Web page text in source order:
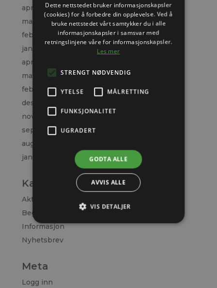
april 2023
mars 2023
februar 2023
januar 2023
april 2022
mars 2022
februar 2022
desember 2021
november 2021
september 2021
august 2021
januar 2021
Kategorier
Aktuelt
Begrenset
Informasjon
Nyhetsbrev
Meta
Logg inn
Dette nettstedet bruker informasjonskapsler
(cookies) for å forbedre din opplevelse. Ved å
bruke nettstedet vårt samtykker du i alle
informasjonskapsler i samsvar med
retningslinjene våre for informasjonskapsler.
Les mer
STRENGT NØDVENDIG
YTELSE MÅLRETTING
FUNKSJONALITET
UGRADERT
GODTA ALLE
AVVIS ALLE
VIS DETALJER